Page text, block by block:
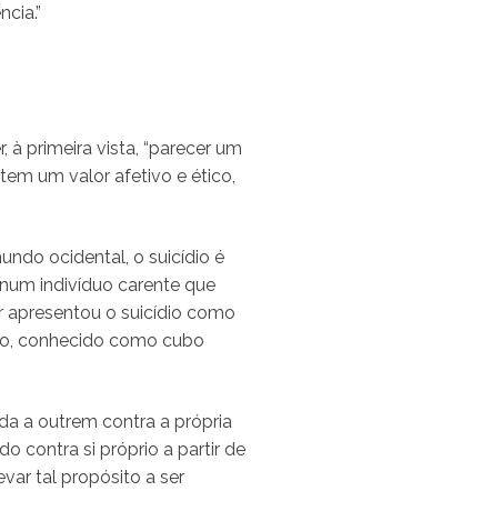
à primeira vista, “parecer um
um valor afetivo e ético,
ocidental, o suicídio é
indivíduo carente que
apresentou o suicídio como
conhecido como cubo
a outrem contra a própria
contra si próprio a partir de
tal propósito a ser